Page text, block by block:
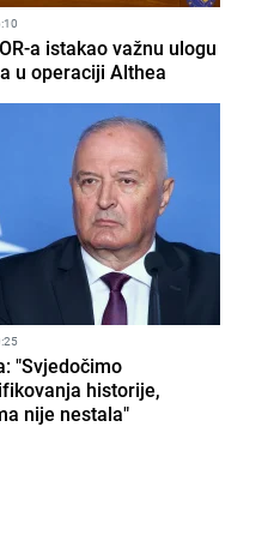
a istakao važnu ulogu
u operaciji Althea
"Svjedočimo
historije,
nije nestala"